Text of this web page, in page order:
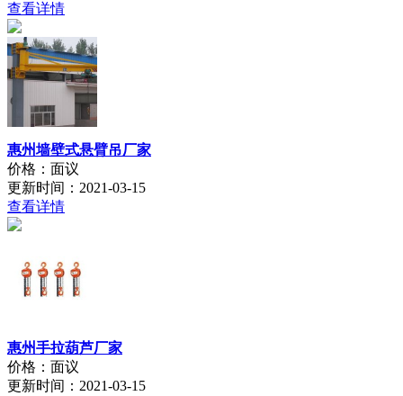
查看详情
惠州墙壁式悬臂吊厂家
价格：面议
更新时间：2021-03-15
查看详情
惠州手拉葫芦厂家
价格：面议
更新时间：2021-03-15